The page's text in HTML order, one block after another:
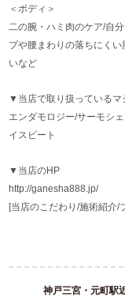
＜ボディ＞
二の腕・ハミ肉のケア/自
プや腰まわりの落ちにく
いなど
▼当店で取り扱っているマ
エンダモロジー/サーモシ
イスビート
▼当店のHP
http://ganesha888.jp/
[当店のこだわり/施術紹介/
神戸三宮・元町駅